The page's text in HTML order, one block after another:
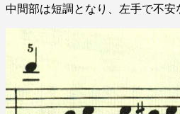
中間部は短調となり、左手で不安